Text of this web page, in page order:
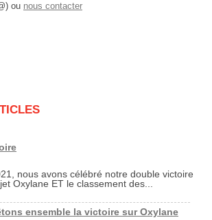
ou nous contacter
nous avons célébré notre double victoire
Oxylane ET le classement des...
ensemble la victoire sur Oxylane